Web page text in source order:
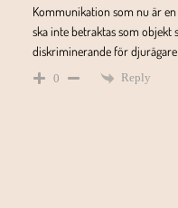
Kommunikation som nu är
ska inte betraktas som
diskriminerande för
0 Reply